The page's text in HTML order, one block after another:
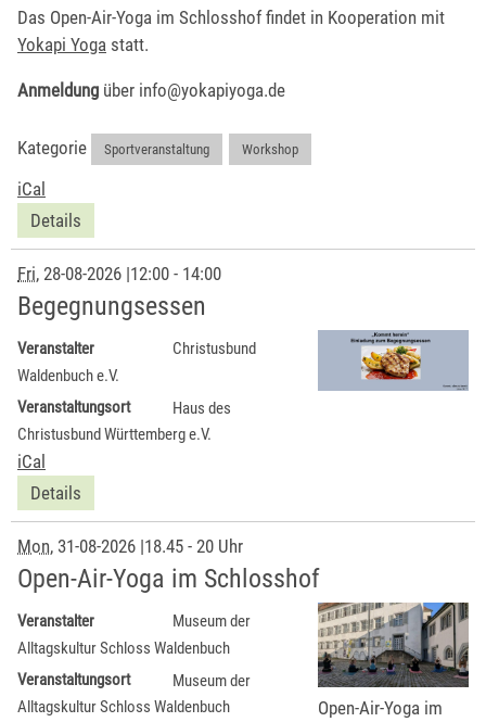
Das Open-Air-Yoga im Schlosshof findet in Kooperation mit
Yokapi Yoga statt.
Anmeldung über info@yokapiyoga.de
Kategorie Sportveranstaltung Workshop
iCal
Details
Fri, 28-08-2026 |12:00 - 14:00
Begegnungsessen
Veranstalter
Christusbund
Waldenbuch e.V.
Veranstaltungsort
Haus des
Christusbund Württemberg e.V.
iCal
Details
Mon, 31-08-2026 |18.45 - 20 Uhr
Open-Air-Yoga im Schlosshof
Open-Air-Yoga im
Veranstalter
Museum der
Alltagskultur Schloss Waldenbuch
Veranstaltungsort
Museum der
Alltagskultur Schloss Waldenbuch